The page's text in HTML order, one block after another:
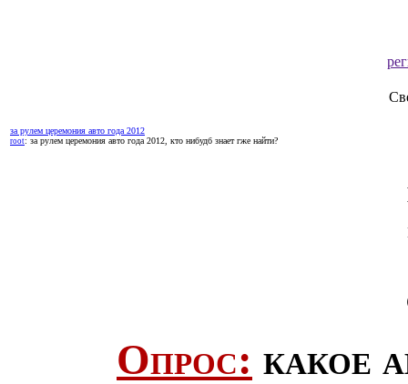
за рулем церемония авто года 2012
root: за рулем церемония авто года 2012, кто нибудб знает гже найти?
Опрос: какое